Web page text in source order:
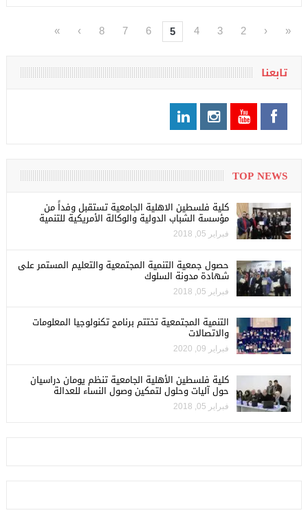
«
‹
2
3
4
5
6
7
8
›
»
تابعنا
TOP NEWS
كلية فلسطين الاهلية الجامعية تستقبل وفداً من
مؤسسة الشباب الدولية والوكالة الأمريكية للتنمية
فبراير 05, 2018
حصول جمعية التنمية المجتمعية والتعليم المستمر على
شهادة مدونة السلوك
فبراير 05, 2018
التنمية المجتمعية تختتم برنامج تكنولوجيا المعلومات
والاتصالات
فبراير 09, 2020
كلية فلسطين الأهلية الجامعية تنظم يومان دراسيان
حول آليات وحلول لتمكين وصول النساء للعدالة
فبراير 05, 2018